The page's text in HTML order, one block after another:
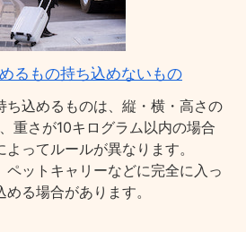
るもの持ち込めないもの
ち込めるものは、縦・横・高さの
重さが10キログラム以内の場合
ってルールが異なります。
ペットキャリーなどに完全に入っ
る場合があります。